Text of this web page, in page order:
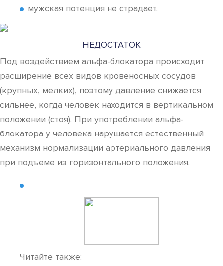
мужская потенция не страдает.
НЕДОСТАТОК
Под воздействием альфа-блокатора происходит
расширение всех видов кровеносных сосудов
(крупных, мелких), поэтому давление снижается
сильнее, когда человек находится в вертикальном
положении (стоя). При употреблении альфа-
блокатора у человека нарушается естественный
механизм нормализации артериального давления
при подъеме из горизонтального положения.
Читайте также: